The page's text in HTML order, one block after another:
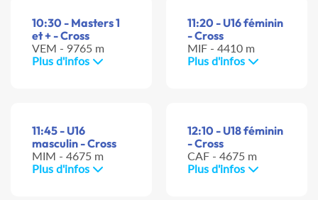
10:30 - Masters 1
et + - Cross
VEM - 9765 m
Plus d'infos
11:20 - U16 féminin
- Cross
MIF - 4410 m
Plus d'infos
11:45 - U16
masculin - Cross
MIM - 4675 m
Plus d'infos
12:10 - U18 féminin
- Cross
CAF - 4675 m
Plus d'infos